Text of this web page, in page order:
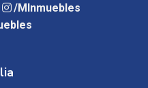
/MInmuebles